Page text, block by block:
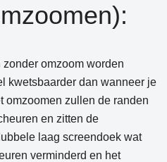
omzoom worden
kwetsbaarder dan wanneer je
omzoomen zullen de randen
en zitten de
laag screendoek wat
verminderd en het